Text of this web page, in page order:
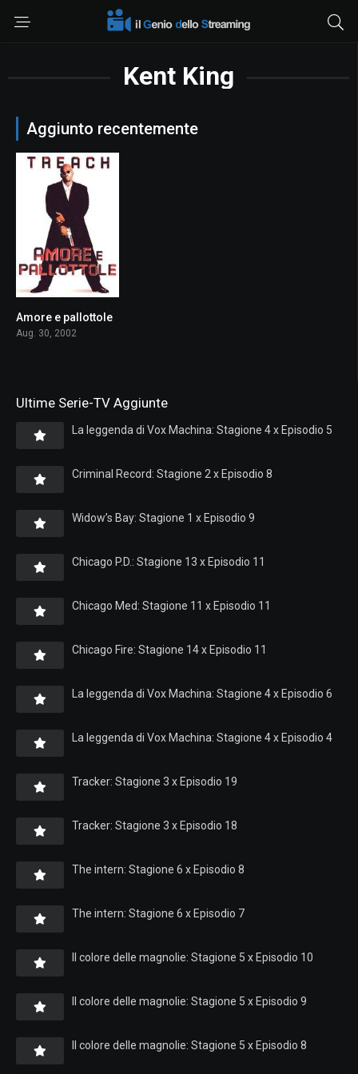
Kent King
Aggiunto recentemente
5.2
Amore e pallottole
Aug. 30, 2002
Ultime Serie-TV Aggiunte
La leggenda di Vox Machina: Stagione 4 x Episodio 5
Criminal Record: Stagione 2 x Episodio 8
Widow’s Bay: Stagione 1 x Episodio 9
Chicago P.D.: Stagione 13 x Episodio 11
Chicago Med: Stagione 11 x Episodio 11
Chicago Fire: Stagione 14 x Episodio 11
La leggenda di Vox Machina: Stagione 4 x Episodio 6
La leggenda di Vox Machina: Stagione 4 x Episodio 4
Tracker: Stagione 3 x Episodio 19
Tracker: Stagione 3 x Episodio 18
The intern: Stagione 6 x Episodio 8
The intern: Stagione 6 x Episodio 7
Il colore delle magnolie: Stagione 5 x Episodio 10
Il colore delle magnolie: Stagione 5 x Episodio 9
Il colore delle magnolie: Stagione 5 x Episodio 8